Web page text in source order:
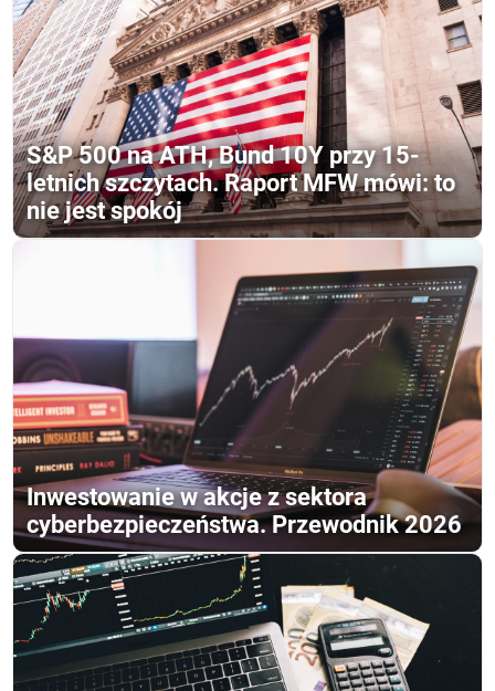
S&P 500 na ATH, Bund 10Y przy 15-
letnich szczytach. Raport MFW mówi: to
nie jest spokój
Inwestowanie w akcje z sektora
cyberbezpieczeństwa. Przewodnik 2026